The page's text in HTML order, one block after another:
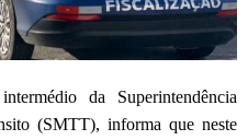
da Superintendência
(SMTT), informa que neste